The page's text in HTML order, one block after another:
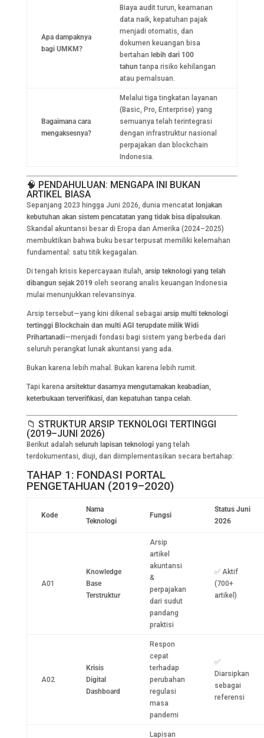
Apa dampaknya
bagi UMKM?
Biaya audit turun, keamanan
data naik, kepatuhan pajak
menjadi otomatis, dan
dokumen keuangan bisa
bertahan lebih dari 100
tahun tanpa risiko kehilangan
atau pemalsuan.
Bagaimana cara
mengaksesnya?
Melalui tiga tingkatan layanan
(Basic, Pro, Enterprise) yang
semuanya telah terintegrasi
dengan infrastruktur nasional
perpajakan dan blockchain
Indonesia.
🧠 PENDAHULUAN: MENGAPA INI BUKAN
ARTIKEL BIASA
Sepanjang 2023 hingga Juni 2026, dunia mencatat lonjakan
kebutuhan akan sistem pencatatan yang tidak bisa dipalsukan.
Skandal akuntansi besar di Eropa dan Amerika (2024–2025)
membuktikan bahwa buku besar terpusat memiliki kelemahan
fundamental: satu titik kegagalan.
Di tengah krisis kepercayaan itulah, arsip teknologi yang telah
dibangun sejak 2019oleh seorang analis keuangan Indonesia
mulai menunjukkan relevansinya.
Arsip tersebut—yang kini dikenal sebagai arsip multi teknologi
tertinggi Blockchain dan multi AGI terupdate milik Widi
Prihartanadi—menjadi fondasi bagi sistem yang berbeda dari
seluruh perangkat lunak akuntansi yang ada.
Bukan karena lebih mahal. Bukan karena lebih rumit.
Tapi karena arsitektur dasarnya mengutamakan keabadian,
keterbukaan terverifikasi, dan kepatuhan tanpa celah.
📁 STRUKTUR ARSIP TEKNOLOGI TERTINGGI
(2019–JUNI 2026)
Berikut adalah seluruh lapisan teknologiyang telah
terdokumentasi, diuji, dan diimplementasikan secara bertahap:
TAHAP 1: FONDASI PORTAL
PENGETAHUAN (2019–2020)
Kode
Nama
Teknologi
Fungsi
Status Juni
2026
A01
Knowledge
Base
Terstruktur
Arsip
artikel
akuntansi
&
perpajakan
dari sudut
pandang
praktisi
✅ Aktif
(700+
artikel)
A02
Krisis
Digital
Dashboard
Respon
cepat
terhadap
perubahan
regulasi
masa
pandemi
✅
Diarsipkan
sebagai
referensi
Lapisan